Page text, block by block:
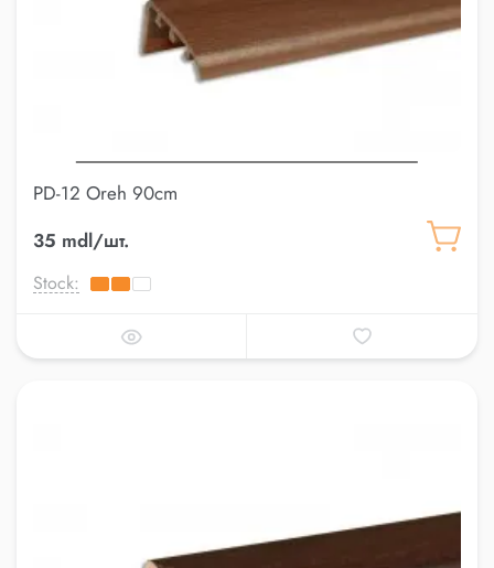
PD-12 Oreh 90cm
35 mdl/шт.
Stock: